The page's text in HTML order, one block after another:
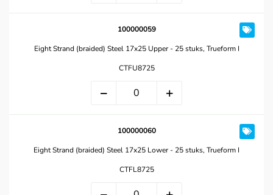
100000059
Eight Strand (braided) Steel 17x25 Upper - 25 stuks, Trueform I
CTFU8725
100000060
Eight Strand (braided) Steel 17x25 Lower - 25 stuks, Trueform I
CTFL8725